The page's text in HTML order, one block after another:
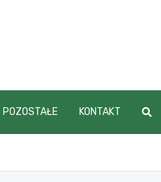
POZOSTAŁE KONTAKT